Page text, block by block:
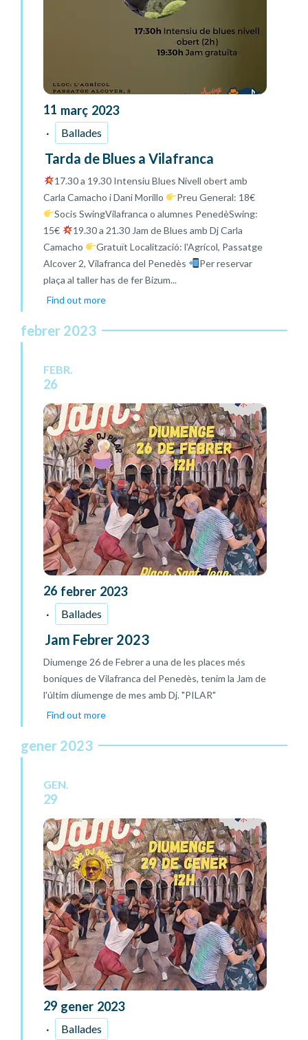
11 març 2023
Ballades
Tarda de Blues a Vilafranca
17.30 a 19.30 Intensiu Blues Nivell obert amb
Carla Camacho i Dani Morillo
Preu General: 18€
Socis SwingVilafranca o alumnes PenedèSwing:
15€
19.30 a 21.30 Jam de Blues amb Dj Carla
Camacho
Gratuït Localització: l'Agrícol, Passatge
Alcover 2, Vilafranca del Penedès
Per reservar
plaça al taller has de fer Bizum...
Find out more
febrer 2023
FEBR.
26
26 febrer 2023
Ballades
Jam Febrer 2023
Diumenge 26 de Febrer a una de les places més
boniques de Vilafranca del Penedès, tenim la Jam de
l'últim diumenge de mes amb Dj. "PILAR"
Find out more
gener 2023
GEN.
29
29 gener 2023
Ballades